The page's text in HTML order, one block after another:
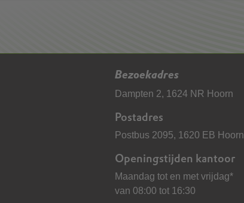
Bezoekadres
Dampten 2, 1624 NR Hoorn
Postadres
Postbus 2095, 1620 EB Hoorn
Openingstijden kantoor
Maandag tot en met vrijdag*
van 08:00 tot 16:30